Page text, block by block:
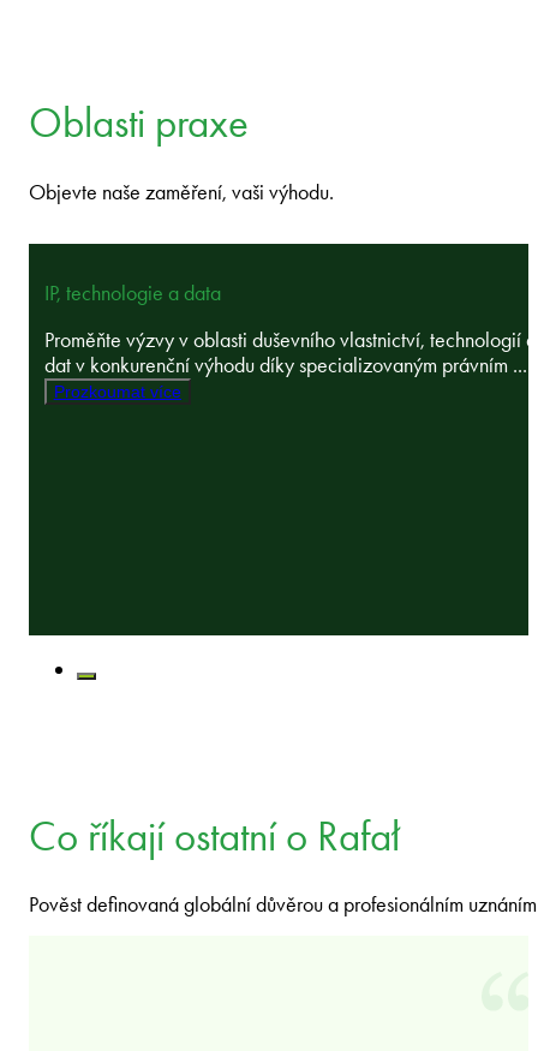
Oblasti praxe
Objevte naše zaměření, vaši výhodu.
IP, technologie a data
Proměňte výzvy v oblasti duševního vlastnictví, technologií a
dat v konkurenční výhodu díky specializovaným právním ...
Prozkoumat více
Co říkají ostatní o Rafał
Pověst definovaná globální důvěrou a profesionálním